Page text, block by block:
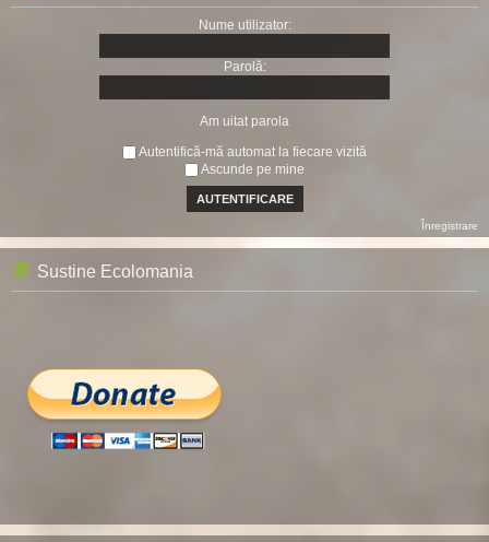
Nume utilizator:
Parolă:
Am uitat parola
Autentifică-mă automat la fiecare vizită
Ascunde pe mine
Înregistrare
Sustine Ecolomania